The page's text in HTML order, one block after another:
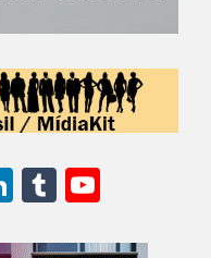
LinkedIn
Tumblr